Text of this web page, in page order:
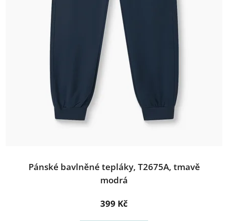
Pánské bavlněné tepláky, T2675A, tmavě
modrá
399 Kč